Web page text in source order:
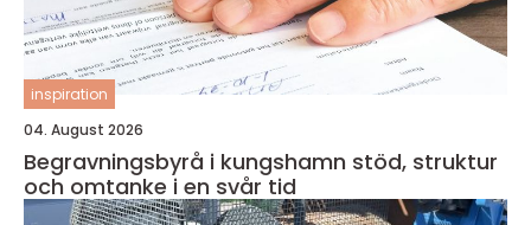
inspiration
04. August 2026
Begravningsbyrå i kungshamn stöd, struktur
och omtanke i en svår tid